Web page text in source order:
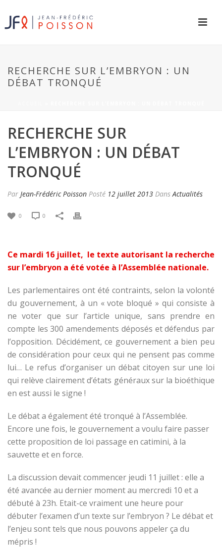
RECHERCHE SUR L’EMBRYON : UN
DÉBAT TRONQUÉ
RECHERCHE SUR
L’EMBRYON : UN DÉBAT
TRONQUÉ
Par Jean-Frédéric Poisson Posté 12 juillet 2013 DansActualités
0 0
Ce mardi 16 juillet, le texte autorisant la recherche
sur l’embryon a été votée à l’Assemblée nationale.
Les parlementaires ont été contraints, selon la volonté
du gouvernement, à un « vote bloqué » qui consiste à
ne voter que sur l’article unique, sans prendre en
compte les 300 amendements déposés et défendus par
l’opposition. Décidément, ce gouvernement a bien peu
de considération pour ceux qui ne pensent pas comme
lui… Le refus d’organiser un débat citoyen sur une loi
qui relève clairement d’états généraux sur la bioéthique
en est aussi le signe !
Le débat a également été tronqué à l’Assemblée.
Encore une fois, le gouvernement a voulu faire passer
cette proposition de loi passage en catimini, à la
sauvette et en force.
La discussion devait commencer jeudi 11 juillet : elle a
été avancée au dernier moment au mercredi 10 et a
débuté à 23h. Etait-ce vraiment une heure pour
débuter l’examen d’un texte sur l’embryon ? Le débat et
l’enjeu sont tels que nous pouvons appeler ça du
mépris !